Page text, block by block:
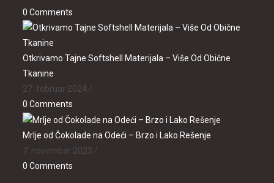
0 Comments
Otkrivamo Tajne Softshell Materijala – Više Od Obične
Tkanine
27. februar 2024./
0 Comments
Mrlje od Čokolade na Odeći – Brzo i Lako Rešenje
7. novembar 2023./
0 Comments